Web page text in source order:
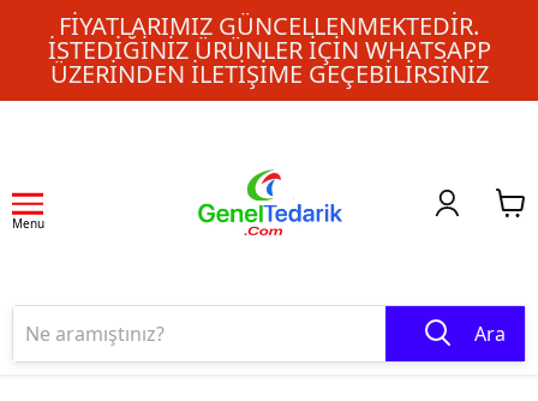
FIYATLARIMIZ GÜNCELLENMEKTEDIR.
İSTEDIĞINIZ ÜRÜNLER IÇIN WHATSAPP
ÜZERINDEN ILETIŞIME GEÇEBILIRSINIZ
Menu
Ara